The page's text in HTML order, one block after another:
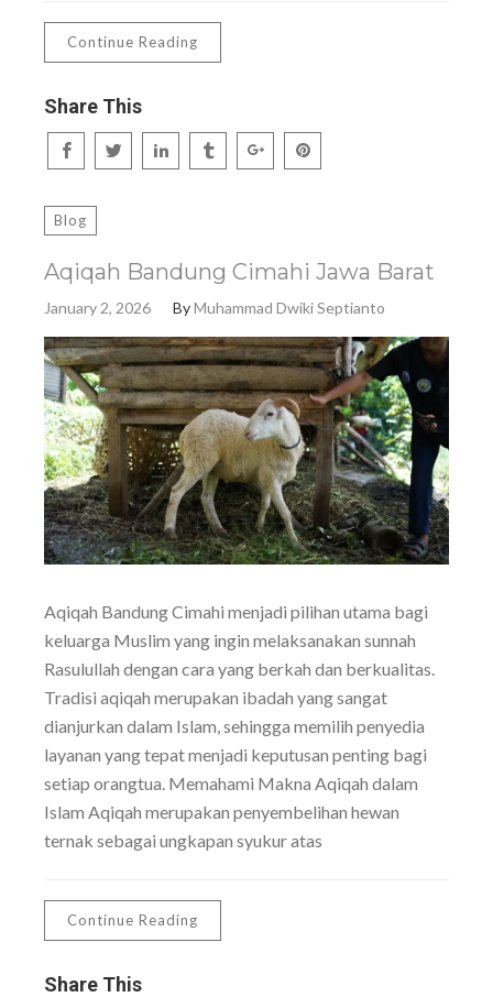
Continue Reading
Share This
Blog
Aqiqah Bandung Cimahi Jawa Barat
January 2, 2026 ByMuhammad Dwiki Septianto
Aqiqah Bandung Cimahi menjadi pilihan utama bagi
keluarga Muslim yang ingin melaksanakan sunnah
Rasulullah dengan cara yang berkah dan berkualitas.
Tradisi aqiqah merupakan ibadah yang sangat
dianjurkan dalam Islam, sehingga memilih penyedia
layanan yang tepat menjadi keputusan penting bagi
setiap orangtua. Memahami Makna Aqiqah dalam
Islam Aqiqah merupakan penyembelihan hewan
ternak sebagai ungkapan syukur atas
Continue Reading
Share This